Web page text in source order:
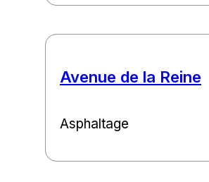
Avenue de la Reine
Asphaltage